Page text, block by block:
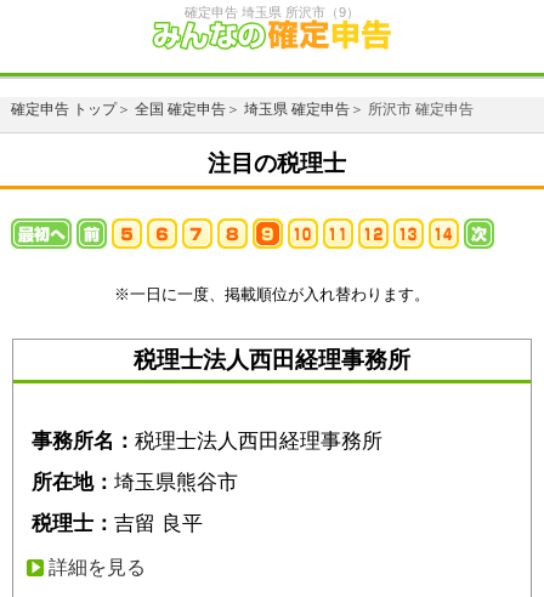
確定申告 埼玉県 所沢市（9）
確定申告 トップ＞ 全国 確定申告＞ 埼玉県 確定申告＞ 所沢市 確定申告
注目の税理士
※一日に一度、掲載順位が入れ替わります。
税理士法人西田経理事務所
事務所名： 税理士法人西田経理事務所
所在地： 埼玉県熊谷市
税理士： 吉留 良平
詳細を見る